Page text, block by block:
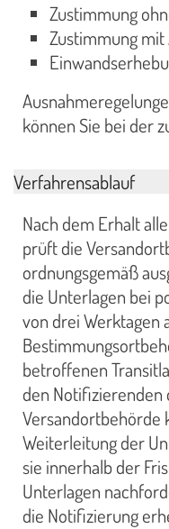
Zustimmung
Zustimmung mit
können Sie bei der
Verfahrensablauf
Nach dem Erhalt
prüft die
ordnungsgemäß
die Unterlagen bei
von drei Werktagen
betroffenen
den Notifizierenden
Versandortbehörde
Weiterleitung der
sie innerhalb der
Unterlagen
die Notifizierung